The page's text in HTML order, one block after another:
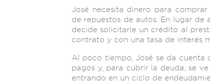
José necesita dinero para
de repuestos de autos. En lugar
decide solicitarle un crédito al
contrato y con una tasa de interés
Al poco tiempo, José se da
pagos y, para cubrir la deuda, se
entrando en un ciclo de